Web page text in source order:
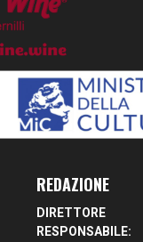
REDAZIONE
DIRETTORE
RESPONSABILE: